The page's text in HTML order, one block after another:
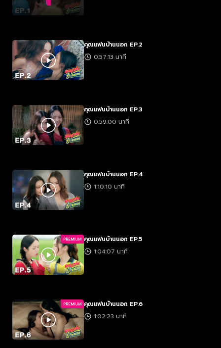
คุณแฟนบ้านนอก EP.2
0:57:13 นาที
คุณแฟนบ้านนอก EP.3
0:59:00 นาที
คุณแฟนบ้านนอก EP.4
1:10:10 นาที
PREMIUM คุณแฟนบ้านนอก EP.5
1:04:07 นาที
PREMIUM คุณแฟนบ้านนอก EP.6
1:02:23 นาที